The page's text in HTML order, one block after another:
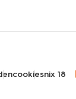
cookiesnix 18